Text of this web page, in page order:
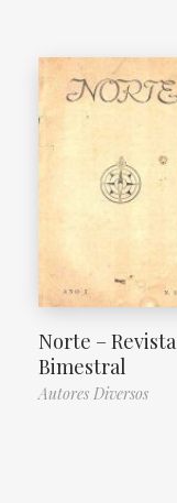
Norte – Revista
Bimestral
Autores Diversos